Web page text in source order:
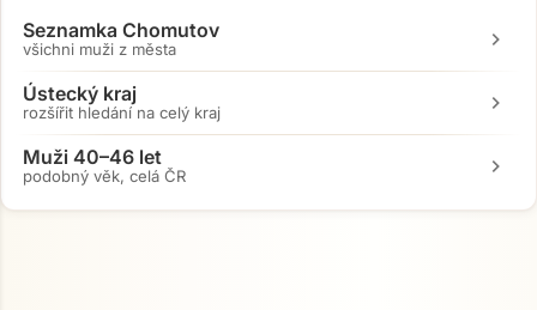
Seznamka Chomutov
všichni muži z města chevron_right
Ústecký kraj
rozšířit hledání na celý kraj chevron_right
Muži 40–46 let
podobný věk, celá ČR chevron_right